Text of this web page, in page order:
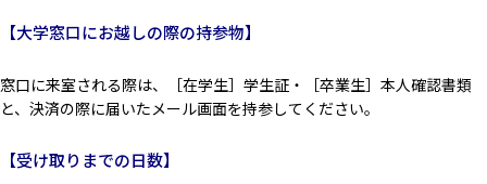
【大学窓口にお越しの際の持参物】
窓口に来室される際は、［在学生］学生証・［卒業生］本人確認書類
と、決済の際に届いたメール画面を持参してください。
【受け取りまでの日数】